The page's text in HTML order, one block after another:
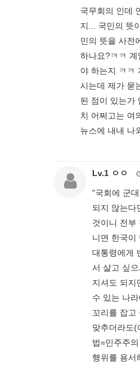
국무회의 인데
지... 국민의 뜻
민의 뜻을 사전
하나요?ㅋㅋ 계
야 하는지 ㅋㅋ
시는데 제가 묻
된 점이 있는가
치 어쩌고는 여
뉴스에 내내 나
Lv.1 ㅇㅇ
"국회에 군
되지 않는다
것이니 전부
니면 한국이
대통령에게
서 살고 싶
지셔도 되지
수 있는 나
꼬리를 잡고
맞추더라도(
법=민주주
행위를 용서